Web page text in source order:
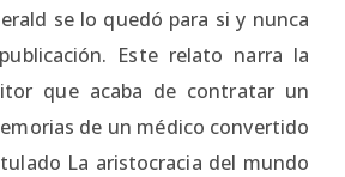
se lo quedó para si y nunca
Este relato narra la
que acaba de contratar un
de un médico convertido
La aristocracia del mundo